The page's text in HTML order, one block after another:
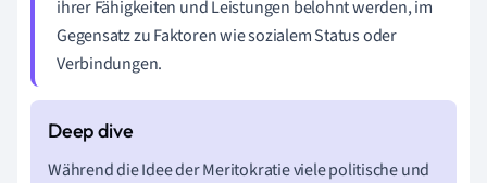
ihrer Fähigkeiten und Leistungen belohnt werden, im
Gegensatz zu Faktoren wie sozialem Status oder
Verbindungen.
Während die Idee der Meritokratie viele politische und